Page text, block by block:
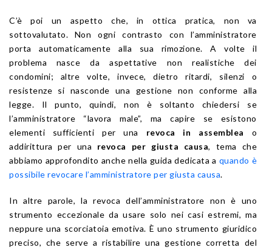
C’è poi un aspetto che, in ottica pratica, non va
sottovalutato. Non ogni contrasto con l’amministratore
porta automaticamente alla sua rimozione. A volte il
problema nasce da aspettative non realistiche dei
condomini; altre volte, invece, dietro ritardi, silenzi o
resistenze si nasconde una gestione non conforme alla
legge. Il punto, quindi, non è soltanto chiedersi se
l’amministratore “lavora male”, ma capire se esistono
elementi sufficienti per una revoca in assemblea
o
addirittura per una revoca per giusta causa, tema che
abbiamo approfondito anche nella guida dedicata a quando è
possibile revocare l’amministratore per giusta causa.
In altre parole, la revoca dell’amministratore non è uno
strumento eccezionale da usare solo nei casi estremi, ma
neppure una scorciatoia emotiva. È uno strumento giuridico
preciso, che serve a ristabilire una gestione corretta del